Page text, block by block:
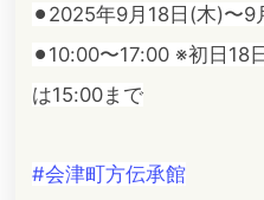
⚫︎2025年9月18日(木)〜9
⚫︎10:00〜17:00 ※初日18
は15:00まで
#会津町方伝承館